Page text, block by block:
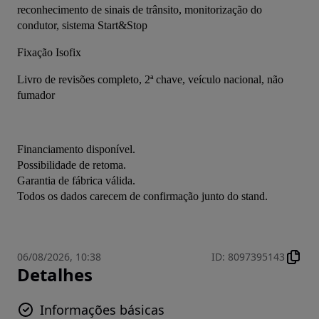
reconhecimento de sinais de trânsito, monitorização do
condutor, sistema Start&Stop
Fixação Isofix
Livro de revisões completo, 2ª chave, veículo nacional, não
fumador
Financiamento disponível.
Possibilidade de retoma.
Garantia de fábrica válida.
Todos os dados carecem de confirmação junto do stand.
06/08/2026, 10:38 ID: 8097395143
Detalhes
Informações básicas